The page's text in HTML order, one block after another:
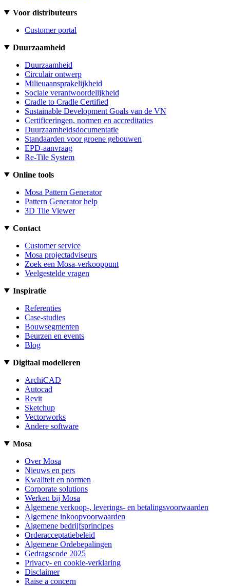
Voor distributeurs
Customer portal
Duurzaamheid
Duurzaamheid
Circulair ontwerp
Milieuaansprakelijkheid
Sociale verantwoordelijkheid
Cradle to Cradle Certified
Sustainable Development Goals van de VN
Certificeringen, normen en accreditaties
Duurzaamheidsdocumentatie
Standaarden voor groene gebouwen
EPD-aanvraag
Re-Tile System
Online tools
Mosa Pattern Generator
Pattern Generator help
3D Tile Viewer
Contact
Customer service
Mosa projectadviseurs
Zoek een Mosa-verkooppunt
Veelgestelde vragen
Inspiratie
Referenties
Case-studies
Bouwsegmenten
Beurzen en events
Blog
Digitaal modelleren
ArchiCAD
Autocad
Revit
Sketchup
Vectorworks
Andere software
Mosa
Over Mosa
Nieuws en pers
Kwaliteit en normen
Corporate solutions
Werken bij Mosa
Algemene verkoop-, leverings- en betalingsvoorwaarden
Algemene inkoopvoorwaarden
Algemene bedrijfsprincipes
Orderacceptatiebeleid
Algemene Ordebepalingen
Gedragscode 2025
Privacy- en cookie-verklaring
Disclaimer
Raise a concern